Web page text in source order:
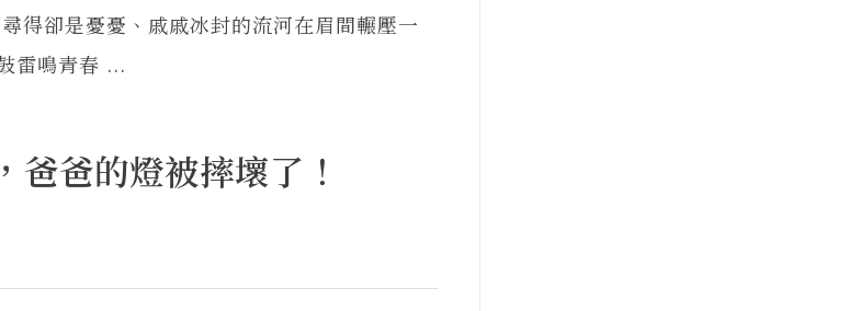
得卻是憂憂、戚戚冰封的流河在眉間輾壓一
雷鳴青春 ...
爸的燈被摔壞了！